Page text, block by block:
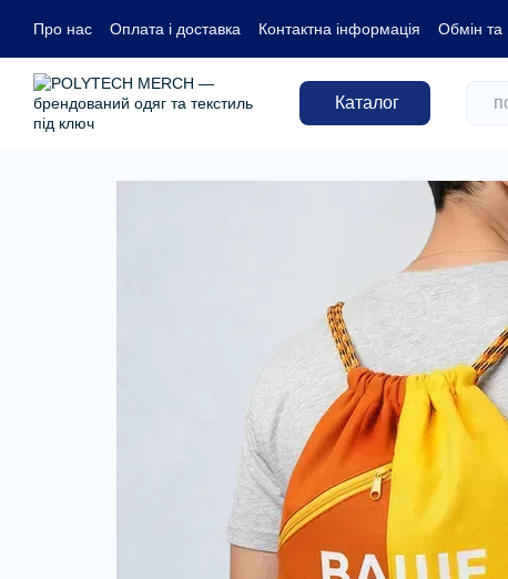
Про нас Оплата і доставка Контактна інформація Обмін та
Каталог